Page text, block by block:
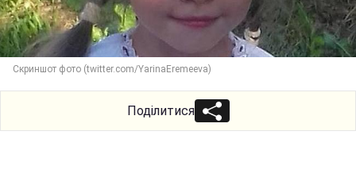
Скриншот фото (twitter.com/YarinaEremeeva)
Поділитися